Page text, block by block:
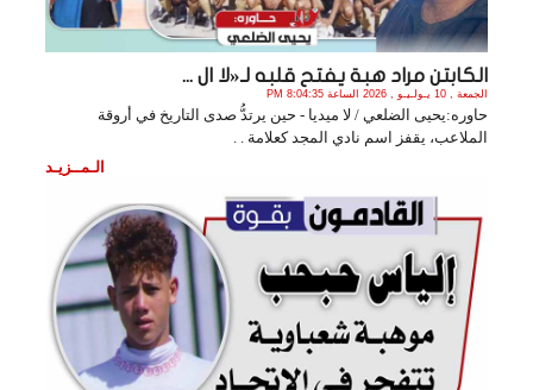
الكابتن مراد هبة يفتح قلبه لـ«لا ال ...
الجمعة , 10 يـولـيـو , 2026 الساعة 8:04:35 PM
حاوره:يحيى الضلعي / لا ميديا - حين يرتدُّ صدى التاريخ في أروقة
الملاعب، يقفز اسم نادي المجد كعلامة . .
الـمــزيـد